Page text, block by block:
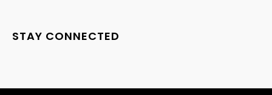
STAY CONNECTED